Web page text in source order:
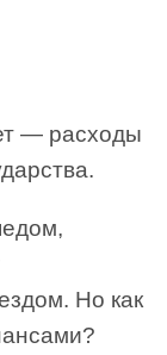
— расходы
Но как